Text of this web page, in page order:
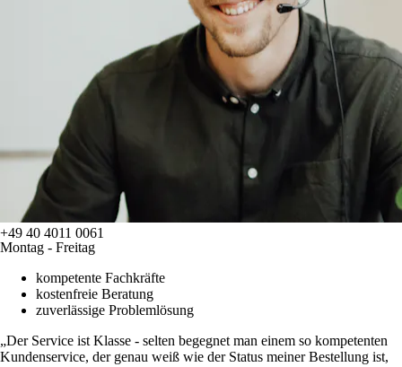
+49 40 4011 0061
Montag - Freitag
kompetente Fachkräfte
kostenfreie Beratung
zuverlässige Problemlösung
Der Service ist Klasse - selten begegnet man einem so kompetenten
Kundenservice, der genau weiß wie der Status meiner Bestellung ist,